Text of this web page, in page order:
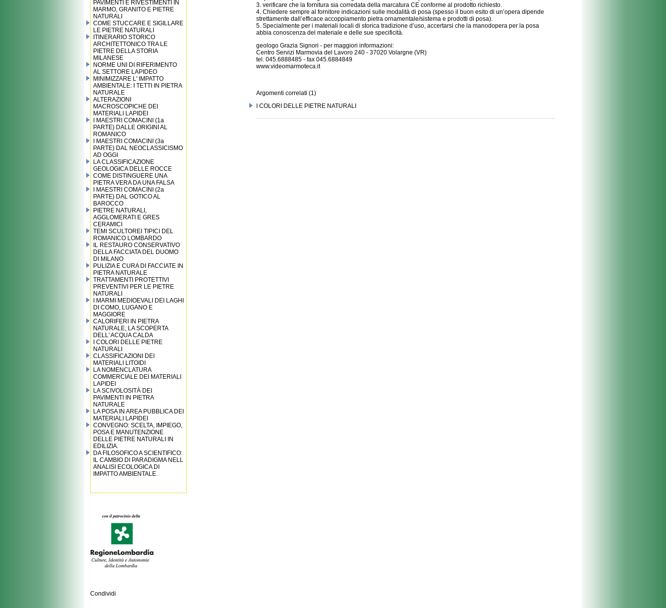
PAVIMENTI E RIVESTIMENTI IN
MARMO, GRANITO E PIETRE
NATURALI
COME STUCCARE E SIGILLARE
LE PIETRE NATURALI
ITINERARIO STORICO
ARCHITETTONICO TRA LE
PIETRE DELLA STORIA
MILANESE
NORME UNI DI RIFERIMENTO
AL SETTORE LAPIDEO
MINIMIZZARE L' IMPATTO
AMBIENTALE: I TETTI IN PIETRA
NATURALE
ALTERAZIONI
MACROSCOPICHE DEI
MATERIALI LAPIDEI
I MAESTRI COMACINI (1a
PARTE) DALLE ORIGINI AL
ROMANICO
I MAESTRI COMACINI (3a
PARTE) DAL NEOCLASSICISMO
AD OGGI
LA CLASSIFICAZIONE
GEOLOGICA DELLE ROCCE
COME DISTINGUERE UNA
PIETRA VERA DA UNA FALSA
I MAESTRI COMACINI (2a
PARTE) DAL GOTICO AL
BAROCCO
PIETRE NATURALI,
AGGLOMERATI E GRES
CERAMICI
TEMI SCULTOREI TIPICI DEL
ROMANICO LOMBARDO
IL RESTAURO CONSERVATIVO
DELLA FACCIATA DEL DUOMO
DI MILANO
PULIZIA E CURA DI FACCIATE IN
PIETRA NATURALE
TRATTAMENTI PROTETTIVI
PREVENTIVI PER LE PIETRE
NATURALI
I MARMI MEDIOEVALI DEI LAGHI
DI COMO, LUGANO E
MAGGIORE
CALORIFERI IN PIETRA
NATURALE, LA SCOPERTA
DELL' ACQUA CALDA
I COLORI DELLE PIETRE
NATURALI
CLASSIFICAZIONI DEI
MATERIALI LITOIDI
LA NOMENCLATURA
COMMERCIALE DEI MATERIALI
LAPIDEI
LA SCIVOLOSITÀ DEI
PAVIMENTI IN PIETRA
NATURALE
LA POSA IN AREA PUBBLICA DEI
MATERIALI LAPIDEI
CONVEGNO: SCELTA, IMPIEGO,
POSA E MANUTENZIONE
DELLE PIETRE NATURALI IN
EDILIZIA.
DA FILOSOFICO A SCIENTIFICO:
IL CAMBIO DI PARADIGMA NELL
ANALISI ECOLOGICA DI
IMPATTO AMBIENTALE.
3. verificare che la fornitura sia corredata della marcatura CE conforme al prodotto richiesto.
4. Chiedere sempre al fornitore indicazioni sulle modalità di posa (spesso il buon esito di un’opera dipende
strettamente dall’efficace accoppiamento pietra ornamentale/sistema e prodotti di posa).
5. Specialmente per i materiali locali di storica tradizione d’uso, accertarsi che la manodopera per la posa
abbia conoscenza del materiale e delle sue specificità.
geologo Grazia Signori - per maggiori informazioni:
Centro Servizi Marmovia del Lavoro 240 - 37020 Volargne (VR)
tel. 045.6888485 - fax 045.6884849
www.videomarmoteca.it
Argomenti correlati (1)
I COLORI DELLE PIETRE NATURALI
Condividi